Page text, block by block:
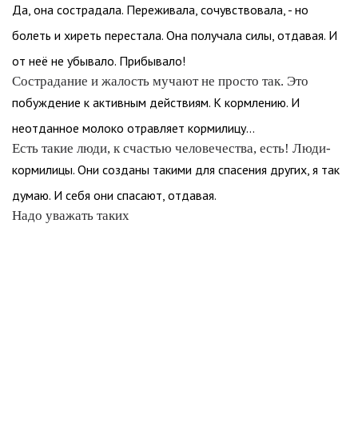
Да, она сострадала. Переживала, сочувствовала, - но
болеть и хиреть перестала. Она получала силы, отдавая. И
от неё не убывало. Прибывало!
Сострадание и жалость мучают не просто так. Это
побуждение к активным действиям. К кормлению. И
неотданное молоко отравляет кормилицу…
Есть такие люди, к счастью человечества, есть! Люди-
кормилицы. Они созданы такими для спасения других, я так
думаю. И себя они спасают, отдавая.
Надо уважать таких